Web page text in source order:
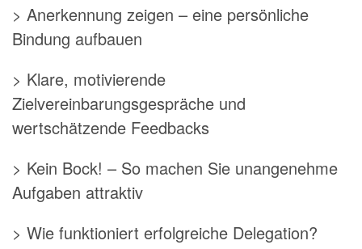
> Anerkennung zeigen – eine persönliche
Bindung aufbauen
> Klare, motivierende
Zielvereinbarungsgespräche und
wertschätzende Feedbacks
> Kein Bock! – So machen Sie unangenehme
Aufgaben attraktiv
> Wie funktioniert erfolgreiche Delegation?